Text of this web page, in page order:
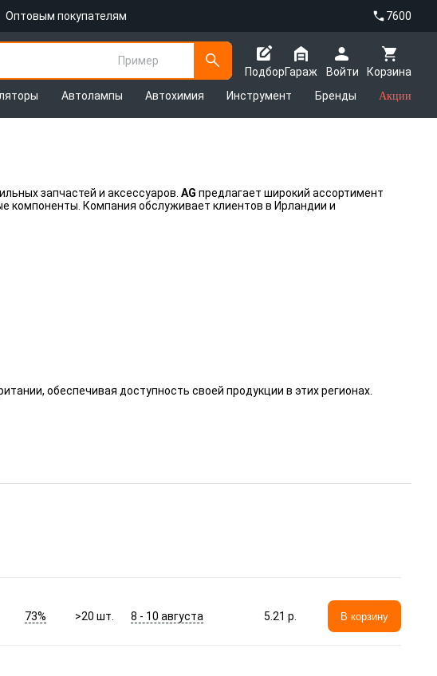
Оптовым покупателям 7600
Пример
Подбор
Корзина
Гараж
Войти
Автолампы Автохимия Инструмент Бренды Акции
запчастей и аксессуаров. AG предлагает широкий ассортимент
компоненты. Компания обслуживает клиентов в Ирландии и
обеспечивая доступность своей продукции в этих регионах.
73% >20шт. 8 - 10 августа 5.21 p. В корзину